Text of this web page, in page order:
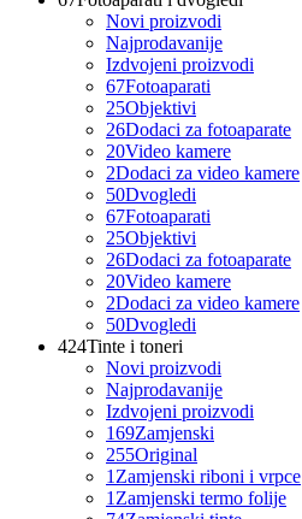
Novi proizvodi
Najprodavanije
Izdvojeni proizvodi
67Fotoaparati
25Objektivi
26Dodaci za fotoaparate
20Video kamere
2Dodaci za video kamere
50Dvogledi
67Fotoaparati
25Objektivi
26Dodaci za fotoaparate
20Video kamere
2Dodaci za video kamere
50Dvogledi
424Tinte i toneri
Novi proizvodi
Najprodavanije
Izdvojeni proizvodi
169Zamjenski
255Original
1 Zamjenski riboni i vrpce
1 Zamjenski termo folije